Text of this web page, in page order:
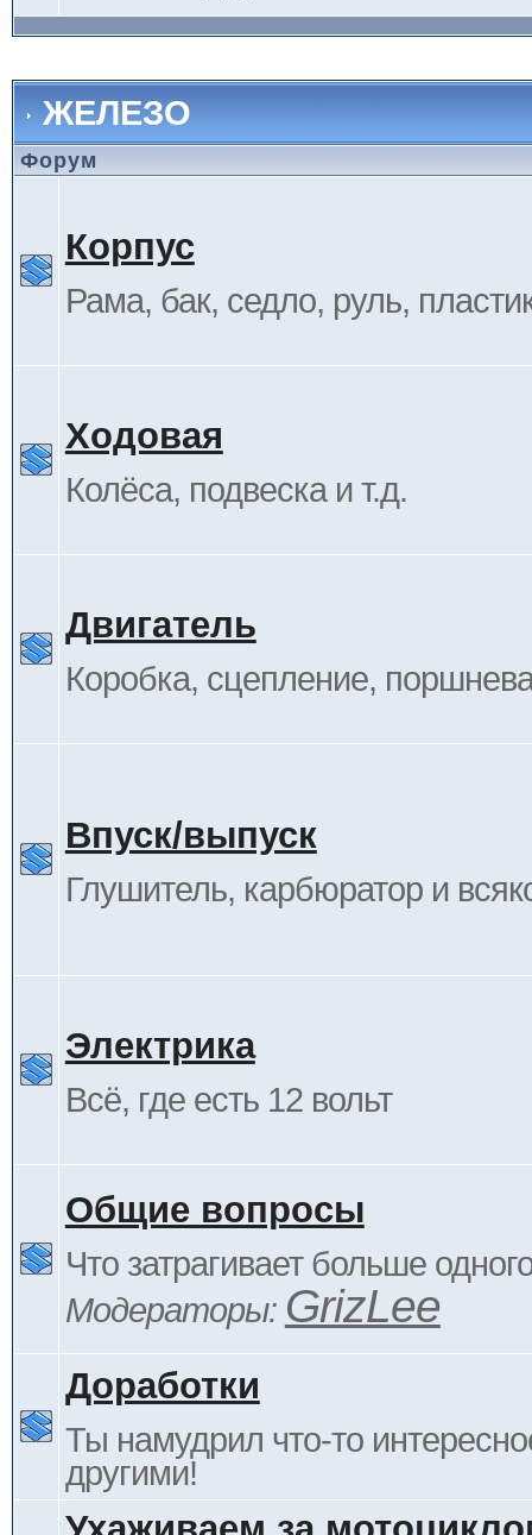
ЖЕЛЕЗО
Форум
Корпус
Рама, бак, седло, руль,
Ходовая
Колёса, подвеска и т.д.
Двигатель
Коробка, сцепление,
Впуск/выпуск
Глушитель, карбюратор и
Электрика
Всё, где есть 12 вольт
Общие вопросы
Что затрагивает больше
Модераторы: GrizLee
Доработки
Ты намудрил что-то
другими!